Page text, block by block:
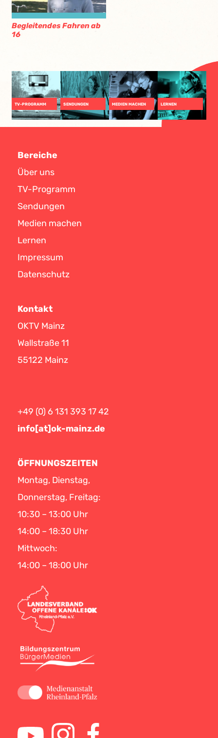
Begleitendes Fahren ab
16
TV-PROGRAMM SENDUNGEN MEDIEN MACHEN LERNEN
Bereiche
Über uns
TV-Programm
Sendungen
Medien machen
Lernen
Impressum
Datenschutz
Kontakt
OKTV Mainz
Wallstraße 11
55122 Mainz
+49 (0) 6 131 393 17 42
info[at]ok-mainz.de
ÖFFNUNGSZEITEN
Montag, Dienstag,
Donnerstag, Freitag:
10:30 – 13:00 Uhr
14:00 – 18:30 Uhr
Mittwoch:
14:00 – 18:00 Uhr